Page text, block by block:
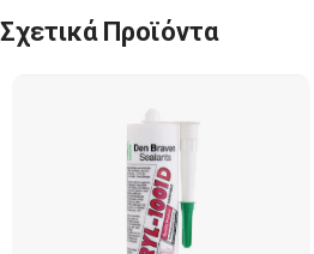
Σχετικά Προϊόντα